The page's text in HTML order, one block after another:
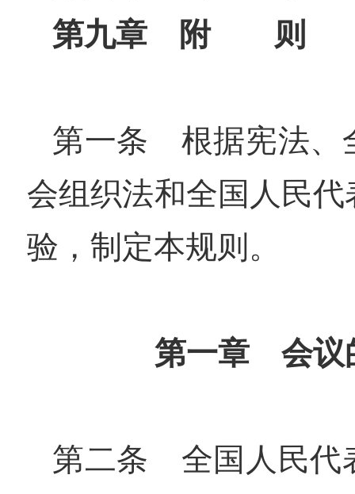
第九章 附 则
第一条 根据宪法、
会组织法和全国人民
验，制定本规则。
第一章 会议
第二条 全国人民代